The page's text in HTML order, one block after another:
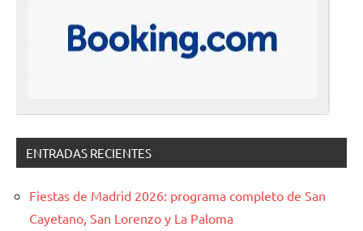
ENTRADAS RECIENTES
Fiestas de Madrid 2026: programa completo de San
Cayetano, San Lorenzo y La Paloma